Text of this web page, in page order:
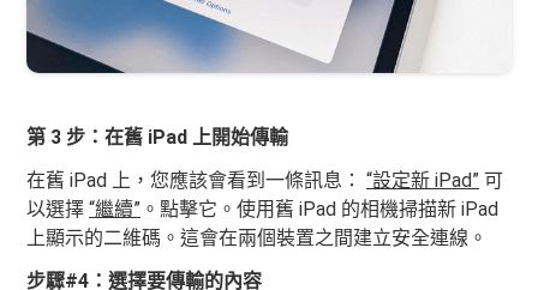
第 3 步：在舊 iPad 上開始傳輸
在舊 iPad 上，您應該會看到一條訊息：“設定新 iPad” 可
以選擇“繼續” 。點擊它。使用舊 iPad 的相機掃描新 iPad
上顯示的二維碼。這會在兩個裝置之間建立安全連線。
步驟#4：選擇要傳輸的內容